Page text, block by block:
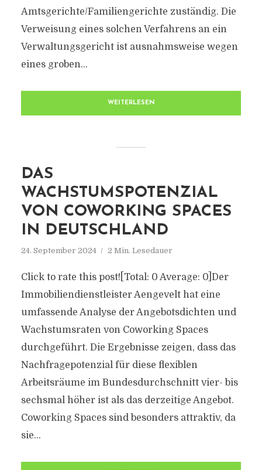
Amtsgerichte/Familiengerichte zuständig. Die
Verweisung eines solchen Verfahrens an ein
Verwaltungsgericht ist ausnahmsweise wegen
eines groben...
WEITERLESEN
DAS
WACHSTUMSPOTENZIAL
VON COWORKING SPACES
IN DEUTSCHLAND
24. September 2024 2 Min. Lesedauer
Click to rate this post![Total: 0 Average: 0]Der
Immobiliendienstleister Aengevelt hat eine
umfassende Analyse der Angebotsdichten und
Wachstumsraten von Coworking Spaces
durchgeführt. Die Ergebnisse zeigen, dass das
Nachfragepotenzial für diese flexiblen
Arbeitsräume im Bundesdurchschnitt vier- bis
sechsmal höher ist als das derzeitige Angebot.
Coworking Spaces sind besonders attraktiv, da
sie...